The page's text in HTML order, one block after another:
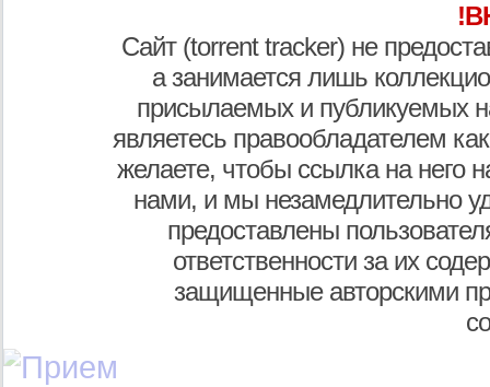
Сайт (torrent tracker) не
а занимается лишь
присылаемых и публикуемых
являетесь правообладателем
желаете, чтобы ссылка на него
нами, и мы незамедлительно
предоставлены
ответственности за их
защищенные авторскими